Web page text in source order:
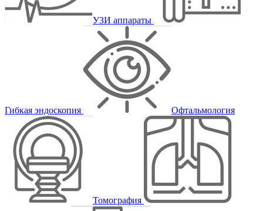
УЗИ аппараты
Гибкая эндоскопия Офтальмология
Томография